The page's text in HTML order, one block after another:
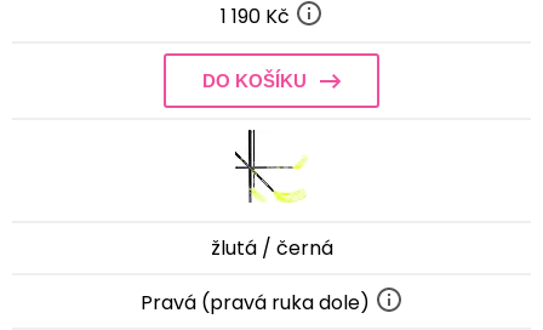
1 190 Kč
DO KOŠÍKU
žlutá / černá
Pravá (pravá ruka dole)